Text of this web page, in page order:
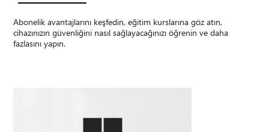
Abonelik avantajlarını keşfedin, eğitim kurslarına göz atın,
cihazınızın güvenliğini nasıl sağlayacağınızı öğrenin ve daha
fazlasını yapın.